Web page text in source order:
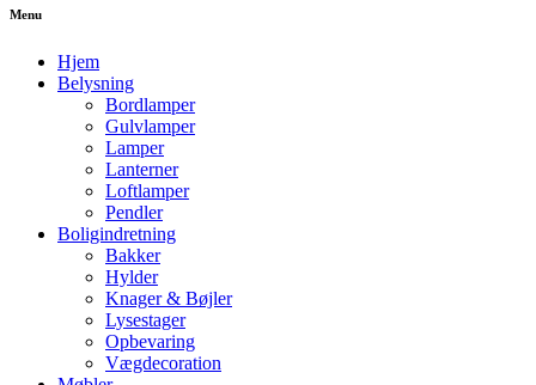
Menu
Hjem
Belysning
Bordlamper
Gulvlamper
Lamper
Lanterner
Loftlamper
Pendler
Boligindretning
Bakker
Hylder
Knager & Bøjler
Lysestager
Opbevaring
Vægdecoration